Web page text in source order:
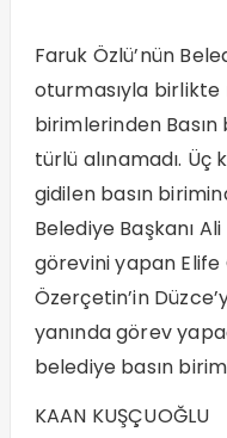
Faruk Özlü’nün
oturmasıyla
birimlerinden
türlü alınamadı.
gidilen basın
Belediye Başkanı
görevini yapan
Özerçetin’in
yanında görev
belediye basın
KAAN KUŞÇUOĞLU